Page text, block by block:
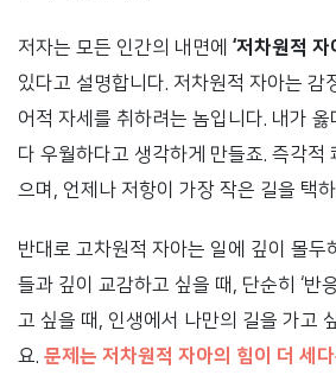
저자는 모든 인간의 내면에 ‘저차원적 자
있다고 설명합니다. 저차원적 자아는 감
어적 자세를 취하려는 놈입니다. 내가
다 우월하다고 생각하게 만들죠. 즉각적
으며, 언제나 저항이 가장 작은 길을 택
반대로 고차원적 자아는 일에 깊이 몰두
들과 깊이 교감하고 싶을 때, 단순히 ‘반
고 싶을 때, 인생에서 나만의 길을 가고
요. 문제는 저차원적 자아의 힘이 더 세